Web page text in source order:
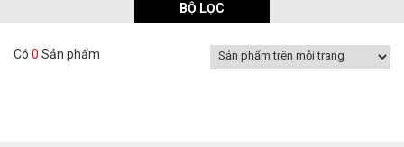
BỘ LỌC
Có 0 Sản phẩm